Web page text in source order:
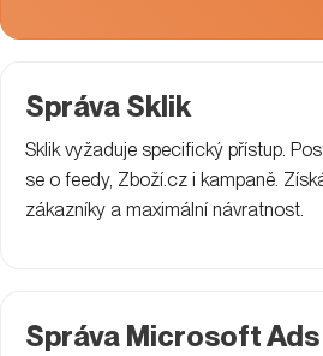
Správa Sklik
Sklik vyžaduje specifický přístup.
se o feedy, Zboží.cz i kampaně.
zákazníky a maximální návratnost.
Správa Microsoft Ads